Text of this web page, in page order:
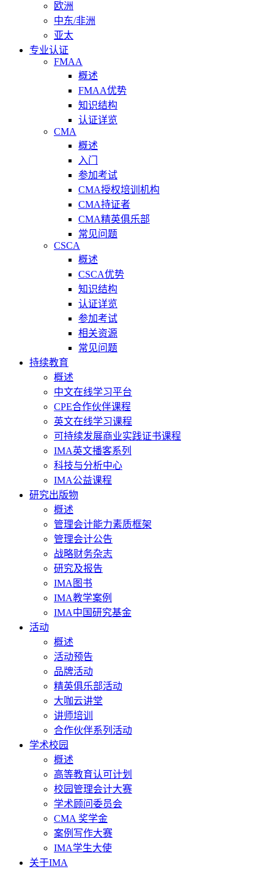
欧洲
中东/非洲
亚太
专业认证
FMAA
概述
FMAA优势
知识结构
认证详览
CMA
概述
入门
参加考试
CMA授权培训机构
CMA持证者
CMA精英俱乐部
常见问题
CSCA
概述
CSCA优势
知识结构
认证详览
参加考试
相关资源
常见问题
持续教育
概述
中文在线学习平台
CPE合作伙伴课程
英文在线学习课程
可持续发展商业实践证书课程
IMA英文播客系列
科技与分析中心
IMA公益课程
研究出版物
概述
管理会计能力素质框架
管理会计公告
战略财务杂志
研究及报告
IMA图书
IMA教学案例
IMA中国研究基金
活动
概述
活动预告
品牌活动
精英俱乐部活动
大咖云讲堂
讲师培训
合作伙伴系列活动
学术校园
概述
高等教育认可计划
校园管理会计大赛
学术顾问委员会
CMA 奖学金
案例写作大赛
IMA学生大使
关于IMA